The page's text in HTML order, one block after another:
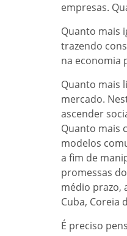
empresas.
Quanto mais
trazendo
na economia
Quanto mais
mercado.
ascender
Quanto mais
modelos
a fim de
promessas
médio prazo,
Cuba, Coreia
É preciso